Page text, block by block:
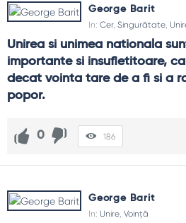
George Barit
In: Cer, Singurătate,
Unirea si unimea nationala
importante si insufletitoare,
decat vointa tare de a fi si a
popor.
0 186
George Barit
In: Unire, Voință